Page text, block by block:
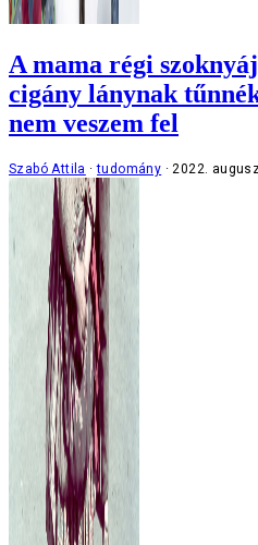
A mama régi
cigány lánynak
nem veszem fel
Szabó Attila tudomány 2022.